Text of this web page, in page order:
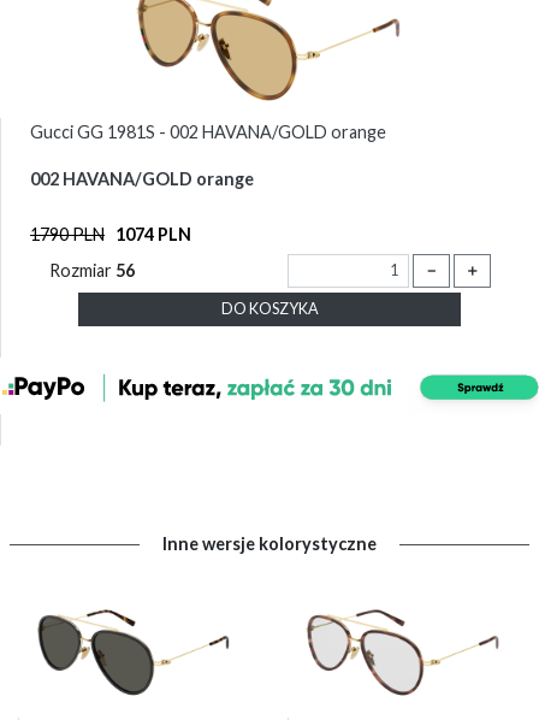
Gucci GG 1981S - 002 HAVANA/GOLD orange
002 HAVANA/GOLD orange
1790 PLN 1074 PLN
Rozmiar 56 － ＋
DO KOSZYKA
Inne wersje kolorystyczne